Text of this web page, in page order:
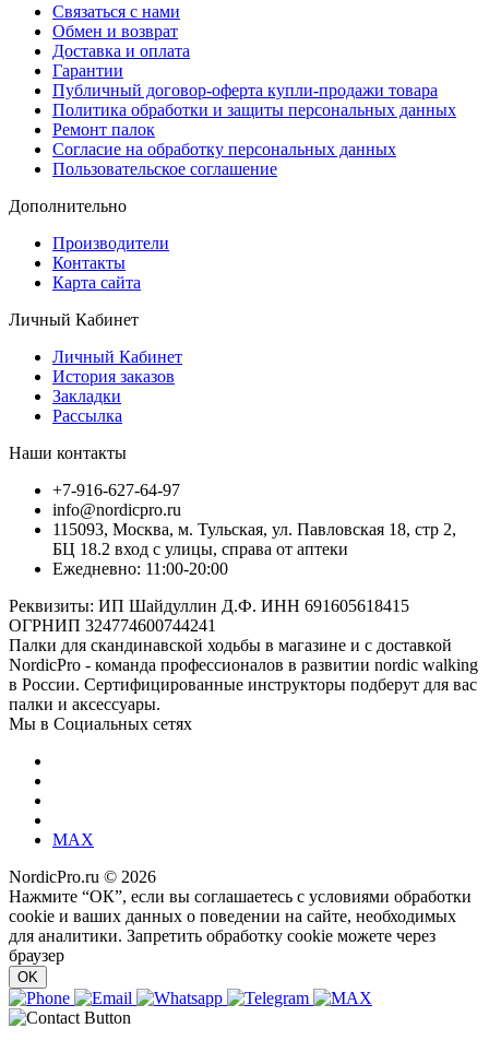
Связаться с нами
Обмен и возврат
Доставка и оплата
Гарантии
Публичный договор-оферта купли-продажи товара
Политика обработки и защиты персональных данных
Ремонт палок
Согласие на обработку персональных данных
Пользовательское соглашение
Дополнительно
Производители
Контакты
Карта сайта
Личный Кабинет
Личный Кабинет
История заказов
Закладки
Рассылка
Наши контакты
+7-916-627-64-97
info@nordicpro.ru
115093, Москва, м. Тульская, ул. Павловская 18, стр 2,
БЦ 18.2 вход с улицы, справа от аптеки
Ежедневно: 11:00-20:00
Реквизиты: ИП Шайдуллин Д.Ф. ИНН 691605618415
ОГРНИП 324774600744241
Палки для скандинавской ходьбы в магазине и с доставкой
NordicPro - команда профессионалов в развитии nordic walking
в России. Сертифицированные инструкторы подберут для вас
палки и аксессуары.
Мы в Социальных сетях
MAX
NordicPro.ru © 2026
Нажмите “ОК”, если вы соглашаетесь с условиями обработки
cookie и ваших данных о поведении на сайте, необходимых
для аналитики. Запретить обработку cookie можете через
браузер
OK